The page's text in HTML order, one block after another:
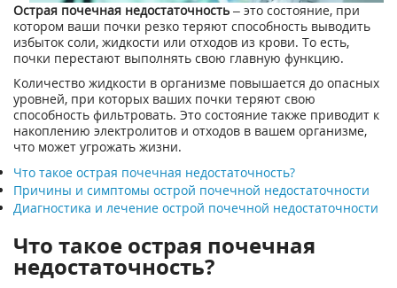
Острая почечная недостаточность – это состояние, при
котором ваши почки резко теряют способность выводить
избыток соли, жидкости или отходов из крови. То есть,
почки перестают выполнять свою главную функцию.
Количество жидкости в организме повышается до опасных
уровней, при которых ваших почки теряют свою
способность фильтровать. Это состояние также приводит к
накоплению электролитов и отходов в вашем организме,
что может угрожать жизни.
Что такое острая почечная недостаточность?
Причины и симптомы острой почечной недостаточности
Диагностика и лечение острой почечной недостаточности
Что такое острая почечная
недостаточность?